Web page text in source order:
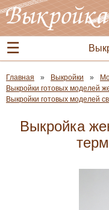
Главная Выкройки
Выкройки готовых моделей
Выкройка